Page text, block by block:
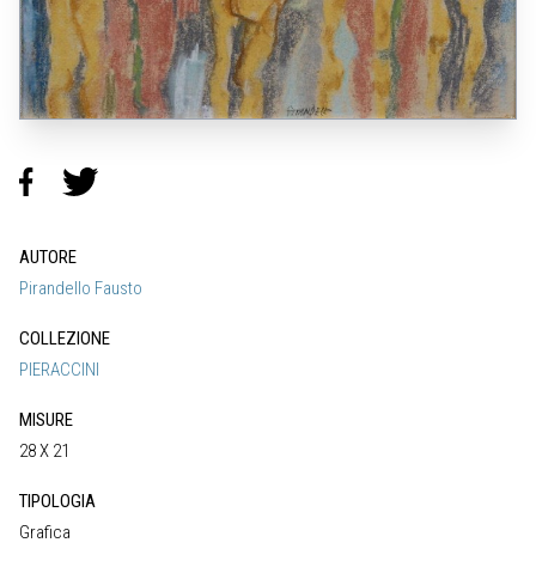
AUTORE
Pirandello Fausto
COLLEZIONE
PIERACCINI
MISURE
28 X 21
TIPOLOGIA
Grafica